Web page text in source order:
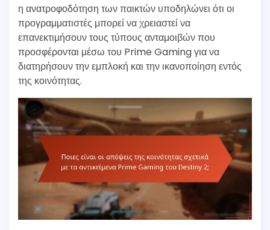
η ανατροφοδότηση των παικτών υποδηλώνει ότι οι
προγραμματιστές μπορεί να χρειαστεί να
επανεκτιμήσουν τους τύπους ανταμοιβών που
προσφέρονται μέσω του Prime Gaming για να
διατηρήσουν την εμπλοκή και την ικανοποίηση εντός
της κοινότητας.